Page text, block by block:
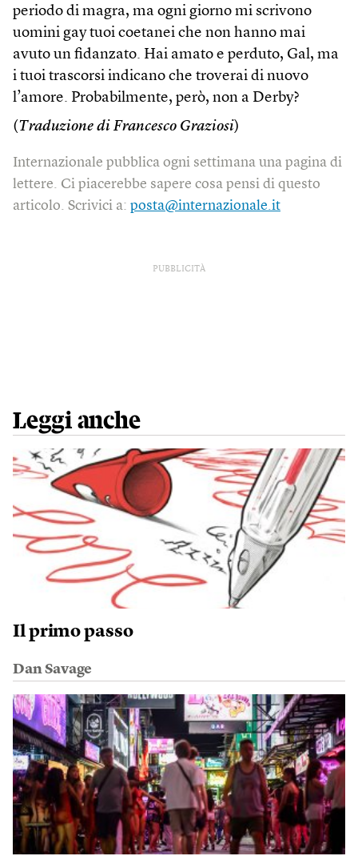
periodo di magra, ma ogni giorno mi scrivono
uomini gay tuoi coetanei che non hanno mai
avuto un fidanzato. Hai amato e perduto, Gal, ma
i tuoi trascorsi indicano che troverai di nuovo
l’amore. Probabilmente, però, non a Derby?
(Traduzione di Francesco Graziosi)
Internazionale pubblica ogni settimana una pagina di
lettere. Ci piacerebbe sapere cosa pensi di questo
articolo. Scrivici a: posta@internazionale.it
PUBBLICITÀ
Leggi anche
Il primo passo
Dan Savage